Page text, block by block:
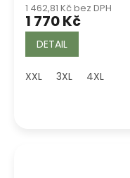
1 462,81 Kč bez DPH
1 770 Kč
DETAIL
XXL 3XL 4XL